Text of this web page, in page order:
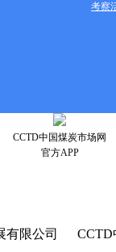
考察
CCTD中国煤炭市场网
官方APP
有限公司